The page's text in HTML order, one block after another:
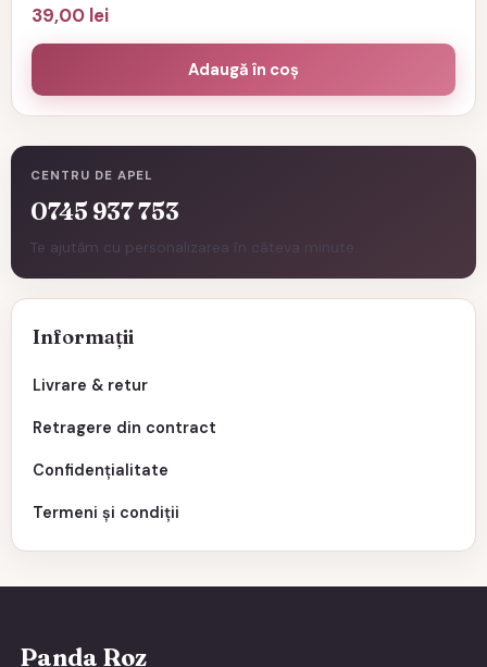
CENTRU DE APEL
0745 937 753
Te ajutăm cu personalizarea în câteva minute.
Informații
Livrare & retur
Retragere din contract
Confidențialitate
Termeni și condiții
39,00 lei
Adaugă în coș
Panda Roz